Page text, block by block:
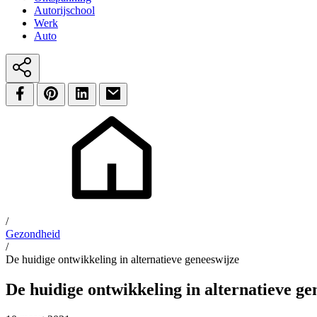
Autorijschool
Werk
Auto
/
Gezondheid
/
De huidige ontwikkeling in alternatieve geneeswijze
De huidige ontwikkeling in alternatieve